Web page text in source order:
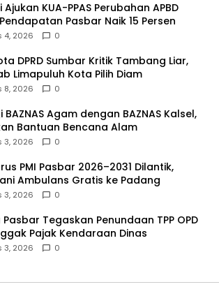
Ajukan KUA-PPAS Perubahan APBD
Pasbar Naik 15 Persen
4, 2026 0
DPRD Sumbar Kritik Tambang Liar,
Limapuluh Kota Pilih Diam
8, 2026 0
BAZNAS Agam dengan BAZNAS Kalsel,
Bantuan Bencana Alam
3, 2026 0
PMI Pasbar 2026–2031 Dilantik,
Ambulans Gratis ke Padang
3, 2026 0
Pasbar Tegaskan Penundaan TPP OPD
Pajak Kendaraan Dinas
3, 2026 0